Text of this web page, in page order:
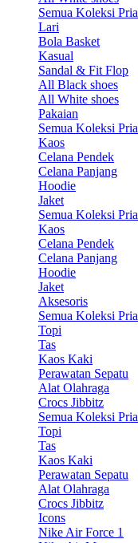
Semua Koleksi Pria
Lari
Bola Basket
Kasual
Sandal & Fit Flop
All Black shoes
All White shoes
Pakaian
Semua Koleksi Pria
Kaos
Celana Pendek
Celana Panjang
Hoodie
Jaket
Semua Koleksi Pria
Kaos
Celana Pendek
Celana Panjang
Hoodie
Jaket
Aksesoris
Semua Koleksi Pria
Topi
Tas
Kaos Kaki
Perawatan Sepatu
Alat Olahraga
Crocs Jibbitz
Semua Koleksi Pria
Topi
Tas
Kaos Kaki
Perawatan Sepatu
Alat Olahraga
Crocs Jibbitz
Icons
Nike Air Force 1